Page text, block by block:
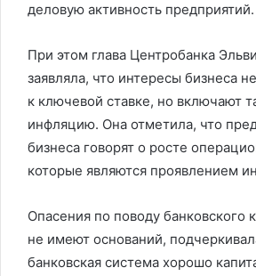
деловую активность предприятий.
При этом глава Центробанка
заявляла, что интересы бизнеса
к ключевой ставке, но включают
инфляцию. Она отметила, что
бизнеса говорят о росте
которые являются проявлением
Опасения по поводу банковского
не имеют оснований,
банковская система хорошо